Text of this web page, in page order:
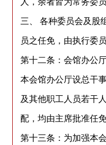
三、 各种委员会及股
员之任免，由执行委
第十二条：会馆办公
本会馆办公厅设总干
及其他职工人员若干
配，均由主席批准任免
第十三条：为加强本